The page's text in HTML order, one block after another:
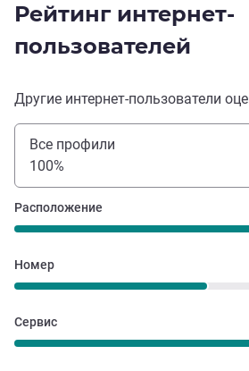
Рейтинг интернет-
пользователей
Другие интернет-пользователи
Все профили
100%
Расположение
Номер
Сервис